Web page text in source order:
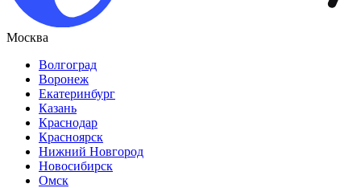
Москва
Волгоград
Воронеж
Екатеринбург
Казань
Краснодар
Красноярск
Нижний Новгород
Новосибирск
Омск